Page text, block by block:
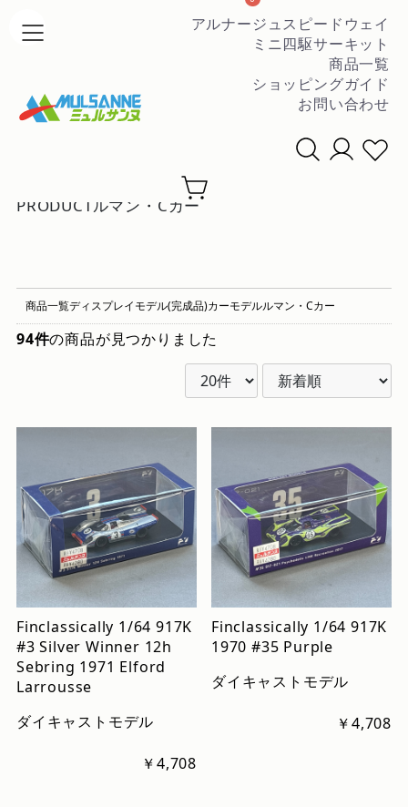
アルナージュスピードウェイ
ミニ四駆サーキット
商品一覧
ショッピングガイド
お問い合わせ
条件を絞って商品を探す ▼
PRODUCT ルマン・Cカー
商品一覧ディスプレイモデル(完成品)カーモデルルマン・Cカー
94件の商品が見つかりました
Finclassically 1/64 917K
#3 Silver Winner 12h
Sebring 1971 Elford
Larrousse
ダイキャストモデル
￥4,708
Finclassically 1/64 917K
1970 #35 Purple
ダイキャストモデル
￥4,708